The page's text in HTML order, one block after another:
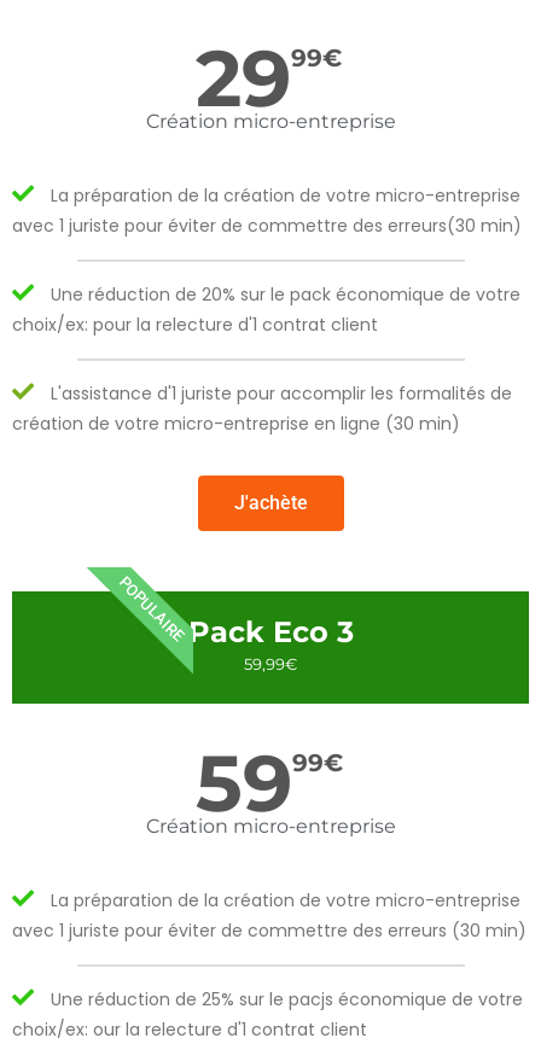
2999€
Création micro-entreprise
La préparation de la création de votre micro-entreprise
avec 1 juriste pour éviter de commettre des erreurs(30 min)
Une réduction de 20% sur le pack économique de votre
choix/ex: pour la relecture d'1 contrat client
L'assistance d'1 juriste pour accomplir les formalités de
création de votre micro-entreprise en ligne (30 min)
J'achète
POPULAIREPack Eco 3
59,99€
5999€
Création micro-entreprise
La préparation de la création de votre micro-entreprise
avec 1 juriste pour éviter de commettre des erreurs (30 min)
Une réduction de 25% sur le pacjs économique de votre
choix/ex: our la relecture d'1 contrat client